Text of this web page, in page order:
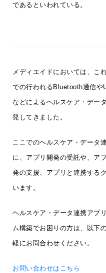
であるといわれている。
メディエイドにおいては、こ
での行われるBluetooth通信や
などによるヘルスケア・デー
発してきました。
ここでのヘルスケア・データ
に、アプリ開発の受託や、ア
発の支援、アプリと連携する
います。
ヘルスケア・データ連携アプ
ム構築でお困りの方は、以下
軽にお問合わせください。
お問い合わせはこちら